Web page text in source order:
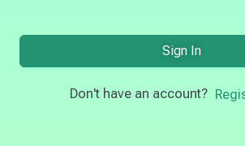
Sign In
Don't have an account?